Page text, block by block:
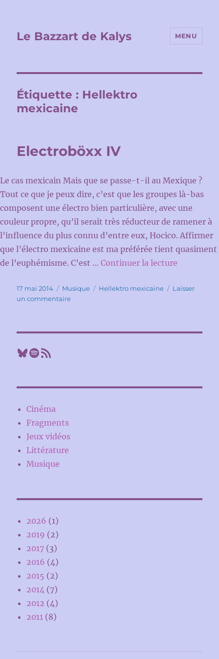
Le Bazzart de Kalys MENU
Étiquette : Hellektro
mexicaine
Electroböxx IV
Le cas mexicain Mais que se passe-t-il au Mexique ?
Tout ce que je peux dire, c’est que les groupes là-bas
composent une électro bien particulière, avec une
couleur propre, qu’il serait très réducteur de ramener à
l’influence du plus connu d’entre eux, Hocico. Affirmer
que l’électro mexicaine est ma préférée tient quasiment
de l’euphémisme. C’est … Continuer la lecture
Publié
le
17 mai 2014 Catégories
Musique Étiquettes
Hellektro mexicaine
Laisser
un commentairesur
Bluesky
Spotify
Flux RSS
Cinéma
Fragments
Jeux vidéos
Littérature
Musique
2026 (1)
2019 (2)
2017 (3)
2016 (4)
2015 (2)
2014 (7)
2012 (4)
2011 (8)